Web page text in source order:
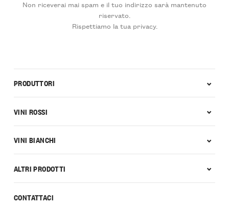
Non riceverai mai spam e il tuo indirizzo sarà mantenuto
riservato.
Rispettiamo la tua privacy.
CONTATTACI
PRODUTTORI
VINI ROSSI
VINI BIANCHI
ALTRI PRODOTTI